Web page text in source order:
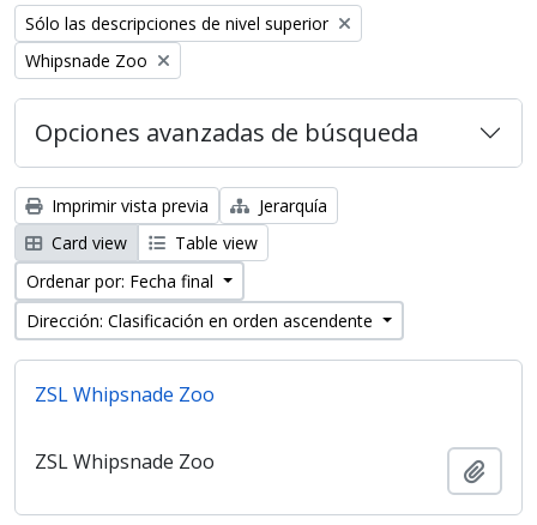
Remove filter:
Sólo las descripciones de nivel superior
Remove filter:
Whipsnade Zoo
Opciones avanzadas de búsqueda
Imprimir vista previa
Jerarquía
Card view
Table view
Ordenar por: Fecha final
Dirección: Clasificación en orden ascendente
ZSL Whipsnade Zoo
ZSL Whipsnade Zoo